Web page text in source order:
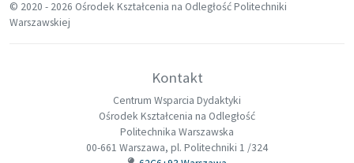
© 2020 - 2026 Ośrodek Kształcenia na Odległość Politechniki
Warszawskiej
Kontakt
Centrum Wsparcia Dydaktyki
Ośrodek Kształcenia na Odległość
Politechnika Warszawska
00-661 Warszawa, pl. Politechniki 1 /324